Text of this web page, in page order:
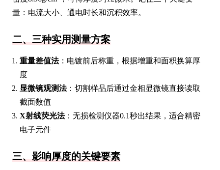
量：电流大小、通电时长和沉积效率。
二、三种实用测量方案
重量差值法：电镀前后称重，根据增重和面积换算厚
度
显微镜观测法：切割样品后通过金相显微镜直接读取
截面数值
X射线荧光法：无损检测仪器0.1秒出结果，适合精密
电子元件
三、影响厚度的关键要素